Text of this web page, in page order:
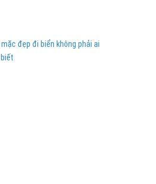
mặc đẹp đi biển không phải ai